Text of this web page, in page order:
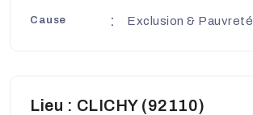
Cause Exclusion & Pauvreté
Lieu : CLICHY (92110)